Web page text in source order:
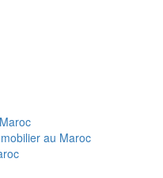
au Maroc